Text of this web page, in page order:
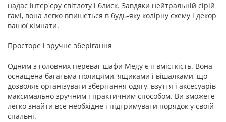
надає інтер'єру світлоту і блиск. Завдяки нейтральній сірій
гамі, вона легко впишеться в будь-яку колірну схему і декор
вашої кімнати.
Просторе і зручне зберігання
Одним з головних переваг шафи Megy є її вмісткість. Вона
оснащена багатьма полицями, ящиками і вішалками, що
дозволяє організувати зберігання одягу, взуття і аксесуарів
максимально зручним і практичним способом. Ви зможете
легко знайти все необхідне і підтримувати порядок у своїй
спальні.